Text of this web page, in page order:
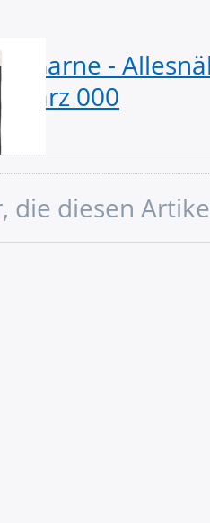
Garne -
000
die diesen